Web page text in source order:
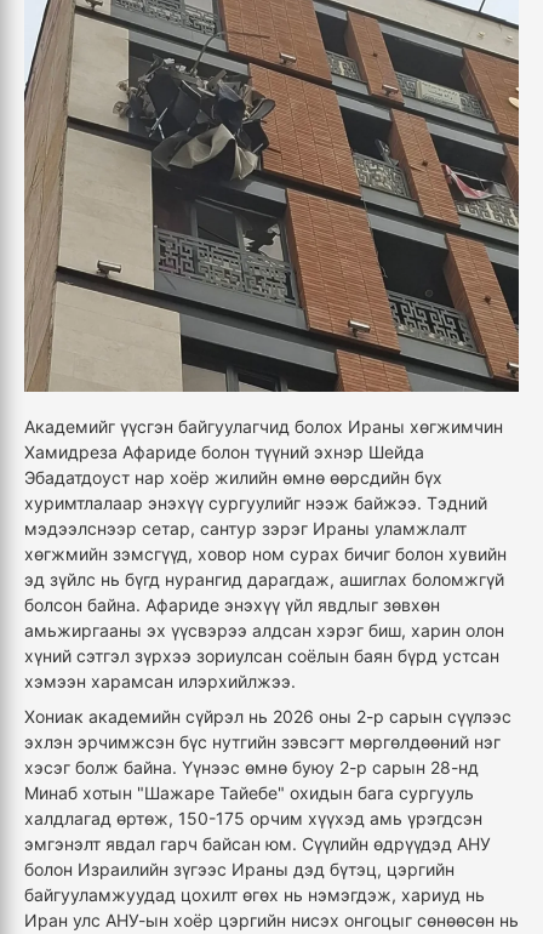
Академийг үүсгэн байгуулагчид болох Ираны хөгжимчин
Хамидреза Афариде болон түүний эхнэр Шейда
Эбадатдоуст нар хоёр жилийн өмнө өөрсдийн бүх
хуримтлалаар энэхүү сургуулийг нээж байжээ. Тэдний
мэдээлснээр сетар, сантур зэрэг Ираны уламжлалт
хөгжмийн зэмсгүүд, ховор ном сурах бичиг болон хувийн
эд зүйлс нь бүгд нурангид дарагдаж, ашиглах боломжгүй
болсон байна. Афариде энэхүү үйл явдлыг зөвхөн
амьжиргааны эх үүсвэрээ алдсан хэрэг биш, харин олон
хүний сэтгэл зүрхээ зориулсан соёлын баян бүрд устсан
хэмээн харамсан илэрхийлжээ.
Хониак академийн сүйрэл нь 2026 оны 2-р сарын сүүлээс
эхлэн эрчимжсэн бүс нутгийн зэвсэгт мөргөлдөөний нэг
хэсэг болж байна. Үүнээс өмнө буюу 2-р сарын 28-нд
Минаб хотын "Шажаре Тайебе" охидын бага сургууль
халдлагад өртөж, 150-175 орчим хүүхэд амь үрэгдсэн
эмгэнэлт явдал гарч байсан юм. Сүүлийн өдрүүдэд АНУ
болон Израилийн зүгээс Ираны дэд бүтэц, цэргийн
байгууламжуудад цохилт өгөх нь нэмэгдэж, хариуд нь
Иран улс АНУ-ын хоёр цэргийн нисэх онгоцыг сөнөөсөн нь